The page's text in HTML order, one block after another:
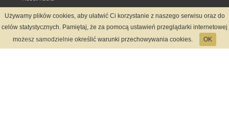
Informacje
Zasady Rejestracji
Używamy plików cookies, aby ułatwić Ci korzystanie z naszego serwisu oraz do
celów statystycznych. Pamiętaj, że za pomocą ustawień przeglądarki internetowej
możesz samodzielnie określić warunki przechowywania cookies.
OK